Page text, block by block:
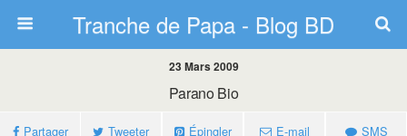
Tranche de Papa - Blog BD
23 Mars 2009
Parano Bio
Partager Tweeter Épingler E-mail SMS